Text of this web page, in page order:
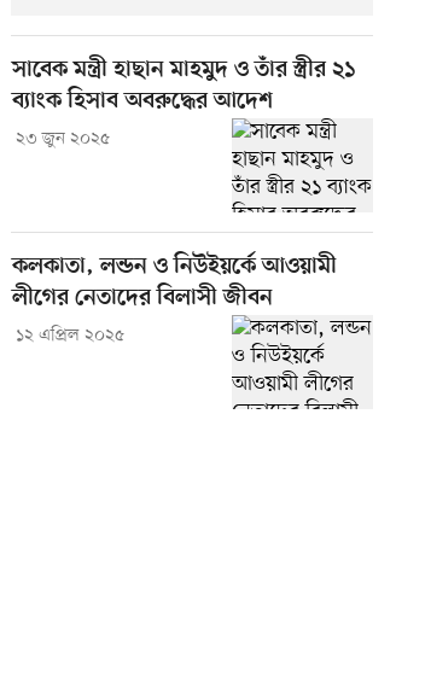
সাবেক মন্ত্রী হাছান মাহমুদ ও তাঁর স্ত্রীর ২১
ব্যাংক হিসাব অবরুদ্ধের আদেশ
২৩ জুন ২০২৫
কলকাতা, লন্ডন ও নিউইয়র্কে আওয়ামী
লীগের নেতাদের বিলাসী জীবন
১২ এপ্রিল ২০২৫